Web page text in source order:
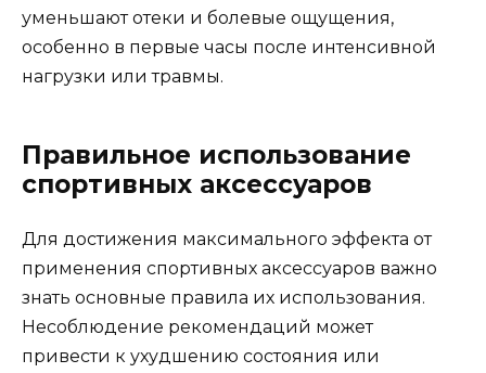
уменьшают отеки и болевые ощущения,
особенно в первые часы после интенсивной
нагрузки или травмы.
Правильное использование
спортивных аксессуаров
Для достижения максимального эффекта от
применения спортивных аксессуаров важно
знать основные правила их использования.
Несоблюдение рекомендаций может
привести к ухудшению состояния или